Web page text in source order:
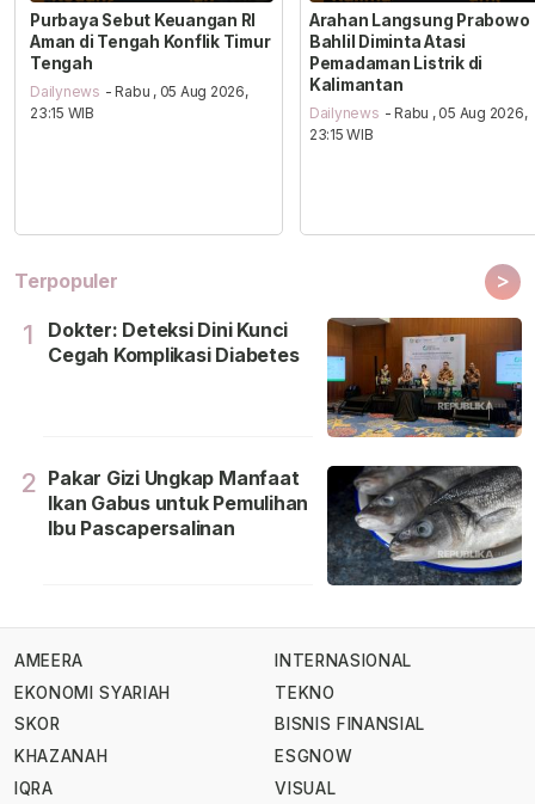
Purbaya Sebut Keuangan RI
Aman di Tengah Konflik Timur
Tengah
Dailynews - Rabu , 05 Aug 2026,
23:15 WIB
Arahan Langsung Prabowo
Bahlil Diminta Atasi
Pemadaman Listrik di
Kalimantan
Dailynews - Rabu , 05 Aug 2026,
23:15 WIB
Terpopuler >
1
Dokter: Deteksi Dini Kunci
Cegah Komplikasi Diabetes
2 Pakar Gizi Ungkap Manfaat
Ikan Gabus untuk Pemulihan
Ibu Pascapersalinan
AMEERA
EKONOMI SYARIAH
SKOR
KHAZANAH
IQRA
INTERNASIONAL
TEKNO
BISNIS FINANSIAL
ESGNOW
VISUAL